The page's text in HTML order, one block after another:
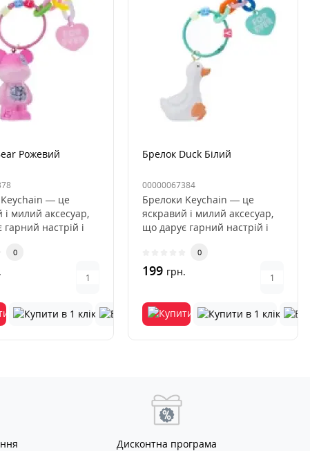
Рожевий
— це
і милий аксесуар,
настрій і
0
Брелок Duck Білий
00000067384
Брелоки Keychain — це
яскравий і милий аксесуар,
що дарує гарний настрій і
0
199 грн.
Дисконтна програма